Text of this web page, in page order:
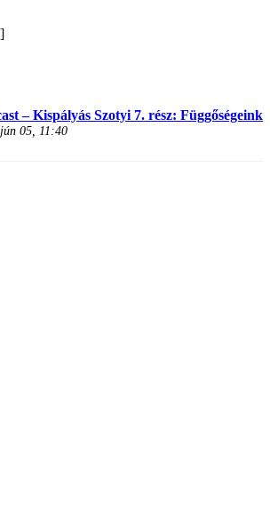
– Kispályás Szotyi 7. rész: Függőségeink
05, 11:40